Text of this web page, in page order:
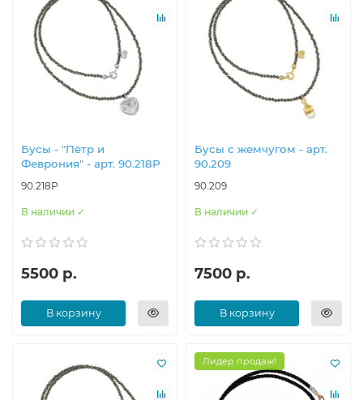
Бусы - "Пётр и
Феврония" - арт. 90.218Р
90.218Р
В наличии ✓
5500 р.
В корзину
Бусы с жемчугом - арт.
90.209
90.209
В наличии ✓
7500 р.
В корзину
Лидер продаж!